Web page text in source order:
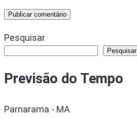
Pesquisar
Pesquisar
Previsão do Tempo
Parnarama - MA